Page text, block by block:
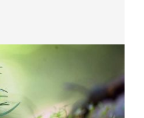
UNESCO. Zatím však
zvláště chráněného
státní firmou
je dlouhodobě kritizován
přírody, neboť
vzácného lesního